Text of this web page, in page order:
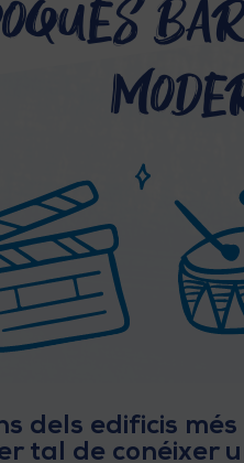
dels edificis
tal de conéixer